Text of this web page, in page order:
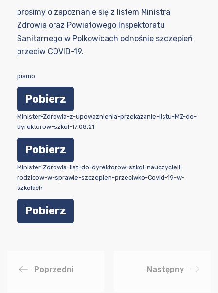
prosimy o zapoznanie się z listem Ministra
Zdrowia oraz Powiatowego Inspektoratu
Sanitarnego w Polkowicach odnośnie szczepień
przeciw COVID-19.
pismo
Pobierz
Minister-Zdrowia-z-upowaznienia-przekazanie-listu-MZ-do-
dyrektorow-szkol-17.08.21
Pobierz
Minister-Zdrowia-list-do-dyrektorow-szkol-nauczycieli-
rodzicow-w-sprawie-szczepien-przeciwko-Covid-19-w-
szkolach
Pobierz
Poprzedni Następny